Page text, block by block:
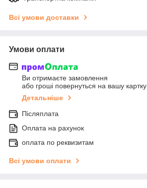
Всі умови доставки
Умови оплати
Ви отримаєте замовлення
або гроші повернуться на вашу картку
Детальніше
Післяплата
Оплата на рахунок
оплата по реквизитам
Всі умови оплати